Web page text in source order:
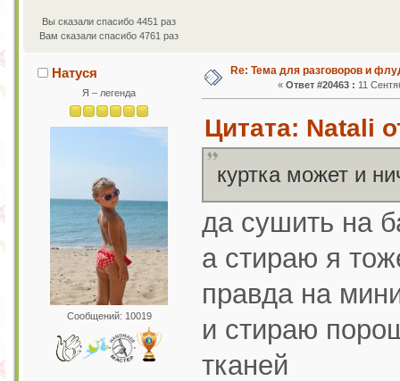
Вы сказали спасибо 4451 раз
Вам сказали спасибо 4761 раз
Натуся
Я – легенда
Сообщений: 10019
Re: Тема для разговоров и
« Ответ #20463 : 11
Цитата: Natali
куртка может и
да сушить на
а стираю я
правда на
и стираю
тканей